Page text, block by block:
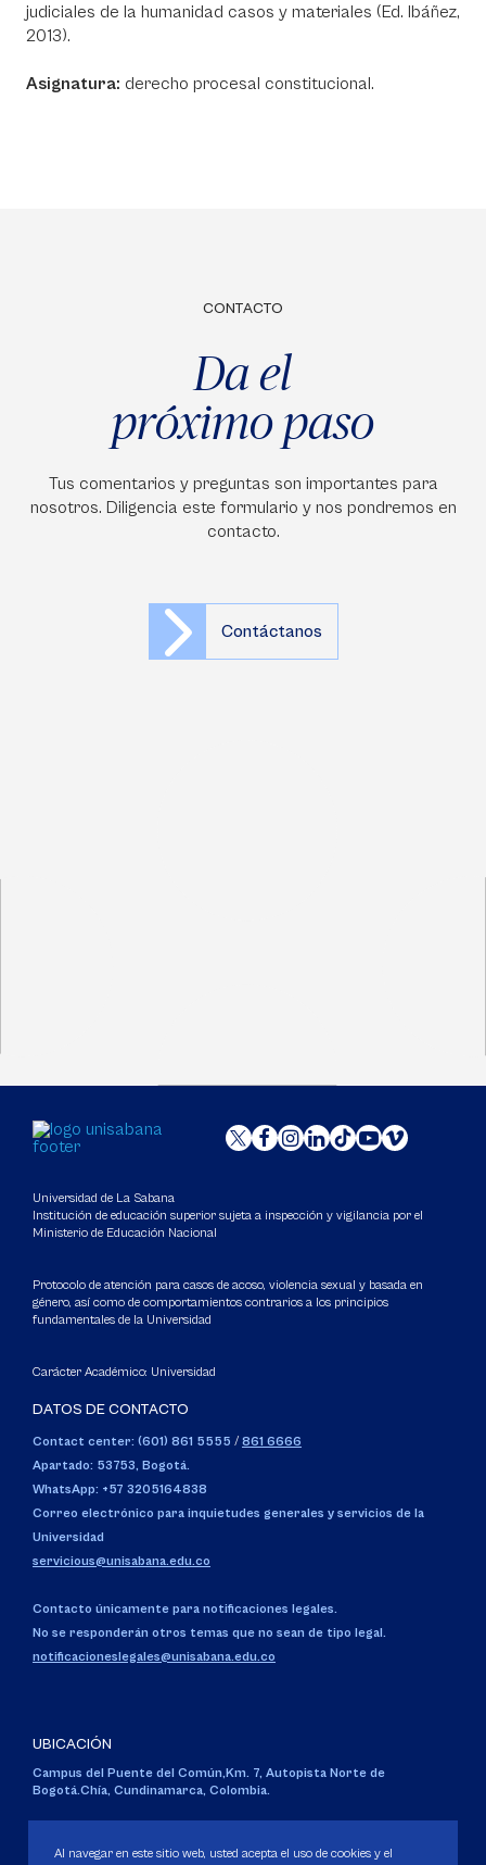
judiciales de la humanidad casos y materiales (Ed. Ibáñez,
2013).
Asignatura: derecho procesal constitucional.
CONTACTO
Da el
próximo paso
Tus comentarios y preguntas son importantes para
nosotros. Diligencia este formulario y nos pondremos en
contacto.
Contáctanos
Universidad de La Sabana
Institución de educación superior sujeta a inspección y vigilancia por el
Ministerio de Educación Nacional
Protocolo de atención para casos de acoso, violencia sexual y basada en
género, así como de comportamientos contrarios a los principios
fundamentales de la Universidad
Carácter Académico: Universidad
DATOS DE CONTACTO
Contact center: (601) 861 5555 / 861 6666
Apartado: 53753, Bogotá.
WhatsApp: +57 3205164838
Correo electrónico para inquietudes generales y servicios de la
Universidad
servicious@unisabana.edu.co
Contacto únicamente para notificaciones legales.
No se responderán otros temas que no sean de tipo legal.
notificacioneslegales@unisabana.edu.co
UBICACIÓN
Campus del Puente del Común,Km. 7, Autopista Norte de
Bogotá.Chía, Cundinamarca, Colombia.
Personería Jurídica:Resolución 130 del 14 de enero de 1980.
Al navegar en este sitio web, usted acepta el uso de cookies y el